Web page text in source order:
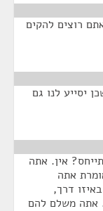
רוצים להקים
יסייע לנו גם
אין. אתה
אתה
דרך,
אתה משלם להם